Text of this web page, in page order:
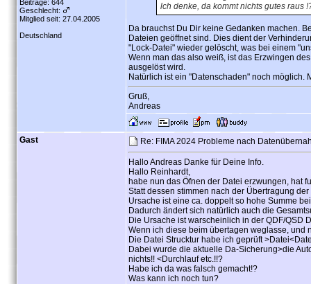
Beiträge: 644
Geschlecht:
Mitglied seit: 27.04.2005
Deutschland
lch denke, da kommt nichts gutes raus
Da brauchst Du Dir keine Gedanken machen.
Dateien geöffnet sind. Dies dient der
"Lock-Datei" wieder gelöscht, was bei einem
Wenn man das also weiß, ist das Erzwingen
ausgelöst wird.
Natürlich ist ein "Datenschaden" noch
Gruß,
Andreas
Gast Re: FIMA 2024 Probleme nach
Hallo Andreas Danke für Deine Info.
Hallo Reinhardt,
habe nun das Öfnen der Datei erzwungen, hat
Statt dessen stimmen nach der Übertragung
Ursache ist eine ca. doppelt so hohe Summe
Dadurch ändert sich natürlich auch die
Die Ursache ist warscheinlich in der QDF/QSD
Wenn ich diese beim übertagen weglasse, und
Die Datei Strucktur habe ich geprüft
Dabei wurde die aktuelle Da-Sicherung>die
nichts!! <Durchlauf etc.!!?
Habe ich da was falsch gemacht!?
Was kann ich noch tun?